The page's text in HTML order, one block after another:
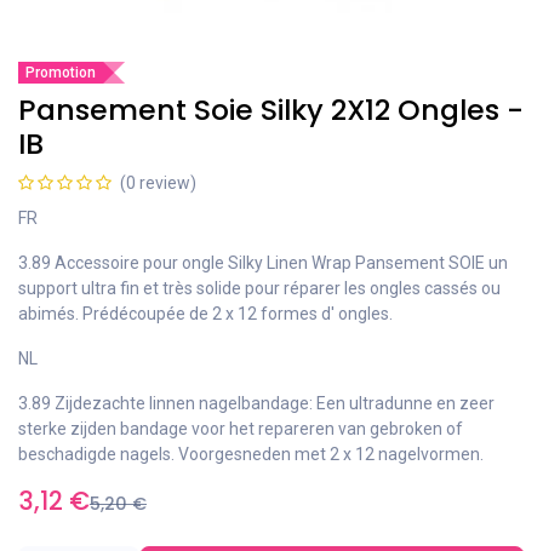
Promotion
Pansement Soie Silky 2X12 Ongles -
IB
(0 review)
FR
3.89 Accessoire pour ongle Silky Linen Wrap Pansement SOIE un
support ultra fin et très solide pour réparer les ongles cassés ou
abimés. Prédécoupée de 2 x 12 formes d' ongles.
NL
3.89 Zijdezachte linnen nagelbandage: Een ultradunne en zeer
sterke zijden bandage voor het repareren van gebroken of
beschadigde nagels. Voorgesneden met 2 x 12 nagelvormen.
3,12 €5,20€